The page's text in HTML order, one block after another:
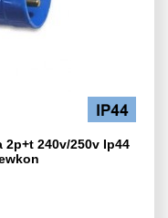
2p+t 240v/250v Ip44